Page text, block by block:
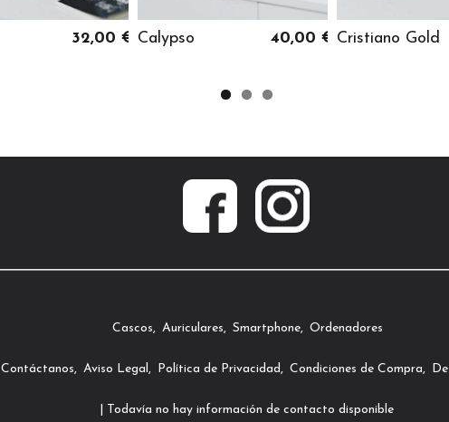
32,00 € Calypso 40,00 € Cristiano Gold
Cascos Auriculares Smartphone Ordenadores
Contáctanos Aviso Legal Política de Privacidad Condiciones de Compra
| Todavía no hay información de contacto disponible